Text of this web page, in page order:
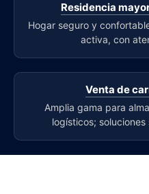
Residencia
Hogar seguro y
activa, con
Venta de
Amplia gama para
logísticos;